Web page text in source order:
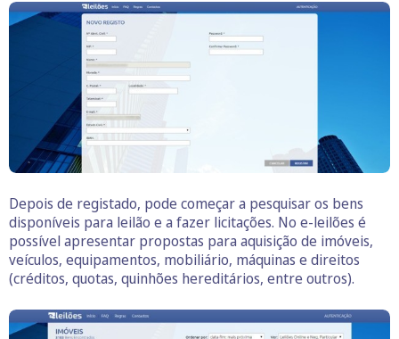
Depois de registado, pode começar a pesquisar os bens
disponíveis para leilão e a fazer licitações. No e-leilões é
possível apresentar propostas para aquisição de imóveis,
veículos, equipamentos, mobiliário, máquinas e direitos
(créditos, quotas, quinhões hereditários, entre outros).